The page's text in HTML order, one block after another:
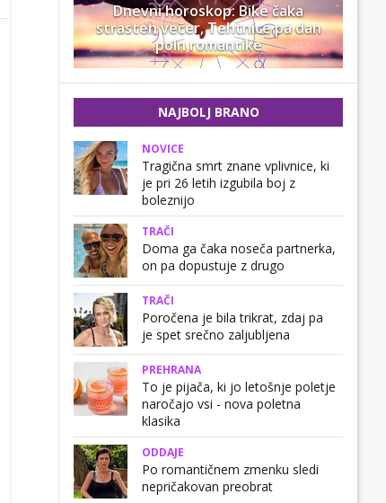
Dnevni horoskop: Bike čaka
strasten večer, Tehtnice pa dan
poln romantike
NAJBOLJ BRANO
NOVICE
Tragična smrt znane vplivnice, ki
je pri 26 letih izgubila boj z
boleznijo
TRAČI
Doma ga čaka noseča partnerka,
on pa dopustuje z drugo
TRAČI
Poročena je bila trikrat, zdaj pa
je spet srečno zaljubljena
PREHRANA
To je pijača, ki jo letošnje poletje
naročajo vsi - nova poletna
klasika
ODDAJE
Po romantičnem zmenku sledi
nepričakovan preobrat